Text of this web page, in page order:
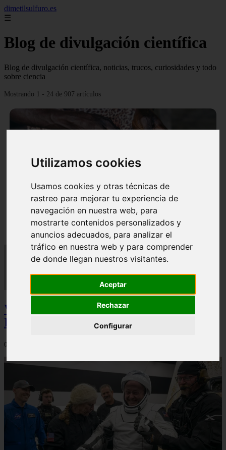
Utilizamos cookies
Usamos cookies y otras técnicas de
rastreo para mejorar tu experiencia de
navegación en nuestra web, para
mostrarte contenidos personalizados y
anuncios adecuados, para analizar el
tráfico en nuestra web y para comprender
de donde llegan nuestros visitantes.
Aceptar
Rechazar
Configurar
dimetilsulfuro.es
☰
Blog de divulgación científica
Blog de divulgación científica, noticias, trucos, curiosidades y todo
sobre ciencia
Mostrando 1 - 24 de 907 artículos
En África harán lo que parecía imposible: Utilizarán
moléculas de agua para cocinar sus alimentos
Video Advertencias desde la cúspide de la
IA: Hinton y el posible colapso social
06/03/2026